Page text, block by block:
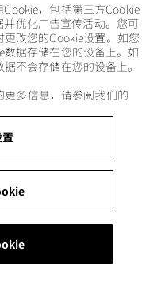
，包括第三方Cookie
优化广告宣传活动。您可
改您的Cookie设置。如您
据存储在您的设备上。如
不会存储在您的设备上。
更多信息，请参阅我们的